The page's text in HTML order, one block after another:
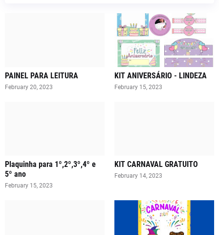
PAINEL PARA LEITURA
February 20, 2023
KIT ANIVERSÁRIO - LINDEZA
February 15, 2023
Plaquinha para 1º,2º,3º,4º e
5º ano
February 15, 2023
KIT CARNAVAL GRATUITO
February 14, 2023